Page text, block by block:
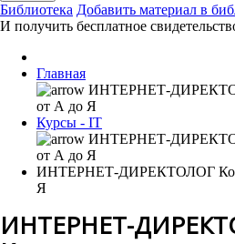
Библиотека Добавить материал в
И получить бесплатное
Главная
Курсы - IT
ИНТЕРНЕТ-ДИРЕКТОЛОГ
Я
ИНТЕРНЕТ-